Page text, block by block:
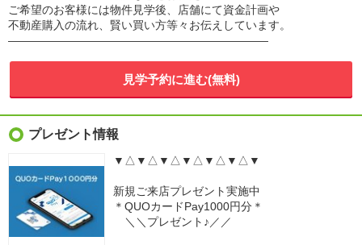
ご希望のお客様には物件見学後、店舗にて資金計画や
不動産購入の流れ、賢い買い方等々お伝えしています。
―――――――――――――――――――――――
見学予約に進む(無料)
プレゼント情報
▼△▼△▼△▼△▼△▼△▼
新規ご来店プレゼント実施中
＊QUOカードPay1000円分＊
＼＼プレゼント♪／／